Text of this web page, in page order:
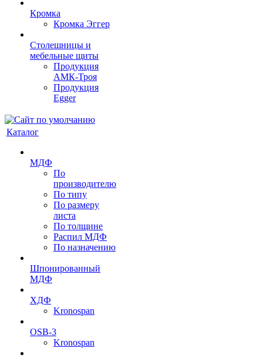
Кромка
Кромка Эггер
Столешницы и
мебельные щиты
Продукция
АМК-Троя
Продукция
Egger
Каталог
МДФ
По
производителю
По типу
По размеру
листа
По толщине
Распил МДФ
По назначению
Шпонированный
МДФ
ХДФ
Kronospan
OSB-3
Kronospan